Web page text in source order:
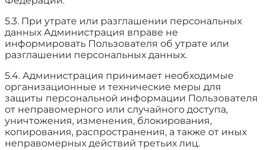
5.3. При утрате или разглашении персональных
данных Администрация вправе не
информировать Пользователя об утрате или
разглашении персональных данных.
5.4. Администрация принимает необходимые
организационные и технические меры для
защиты персональной информации Пользователя
от неправомерного или случайного доступа,
уничтожения, изменения, блокирования,
копирования, распространения, а также от иных
неправомерных действий третьих лиц.